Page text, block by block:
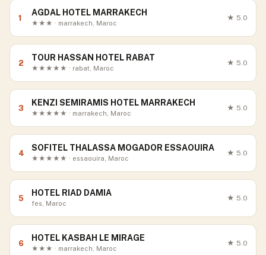
1
AGDAL HOTEL MARRAKECH
★★★ · marrakech, Maroc
★ 5.0
2
TOUR HASSAN HOTEL RABAT
★★★★★ · rabat, Maroc
★ 5.0
3
KENZI SEMIRAMIS HOTEL MARRAKECH
★★★★★ · marrakech, Maroc
★ 5.0
4
SOFITEL THALASSA MOGADOR ESSAOUIRA
★★★★★ · essaouira, Maroc
★ 5.0
5
HOTEL RIAD DAMIA
fes, Maroc
★ 5.0
6
HOTEL KASBAH LE MIRAGE
★★★ · marrakech, Maroc
★ 5.0